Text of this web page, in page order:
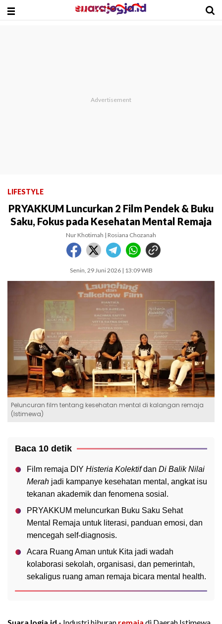
LIFESTYLE
PRYAKKUM Luncurkan 2 Film Pendek & Buku
Saku, Fokus pada Kesehatan Mental Remaja
Nur Khotimah | Rosiana Chozanah
Senin, 29 Juni 2026 | 13:09 WIB
Peluncuran film tentang kesehatan mental di kalangan remaja
(Istimewa)
Baca 10 detik
Film remaja DIY Histeria Kolektif dan Di Balik Nilai
Merah jadi kampanye kesehatan mental, angkat isu
tekanan akademik dan fenomena sosial.
PRYAKKUM meluncurkan Buku Saku Sehat
Mental Remaja untuk literasi, panduan emosi, dan
mencegah self-diagnosis.
Acara Ruang Aman untuk Kita jadi wadah
kolaborasi sekolah, organisasi, dan pemerintah,
sekaligus ruang aman remaja bicara mental health.